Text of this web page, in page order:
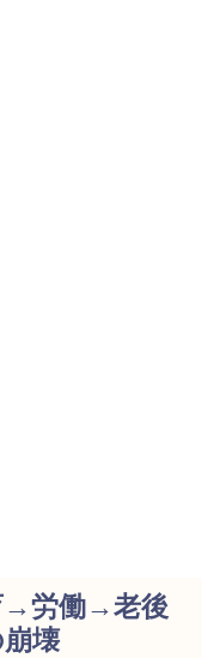
→労働→老後
壊